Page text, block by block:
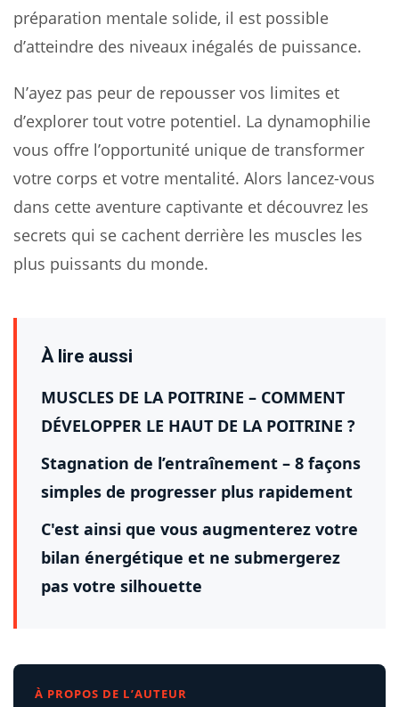
préparation mentale solide, il est possible
d’atteindre des niveaux inégalés de puissance.
N’ayez pas peur de repousser vos limites et
d’explorer tout votre potentiel. La dynamophilie
vous offre l’opportunité unique de transformer
votre corps et votre mentalité. Alors lancez-vous
dans cette aventure captivante et découvrez les
secrets qui se cachent derrière les muscles les
plus puissants du monde.
À lire aussi
MUSCLES DE LA POITRINE – COMMENT
DÉVELOPPER LE HAUT DE LA POITRINE ?
Stagnation de l’entraînement – ​​8 façons
simples de progresser plus rapidement
C'est ainsi que vous augmenterez votre
bilan énergétique et ne submergerez
pas votre silhouette
À PROPOS DE L’AUTEUR